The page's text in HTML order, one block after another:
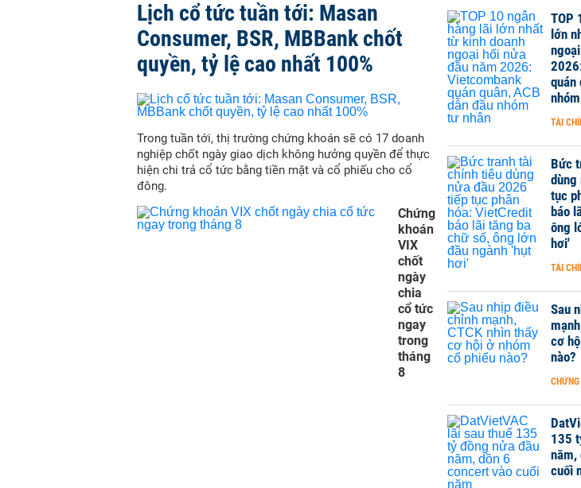
Lịch cổ tức tuần tới: Masan
Consumer, BSR, MBBank chốt
quyền, tỷ lệ cao nhất 100%
Trong tuần tới, thị trường chứng khoán sẽ có 17 doanh
nghiệp chốt ngày giao dịch không hưởng quyền để thực
hiện chi trả cổ tức bằng tiền mặt và cổ phiếu cho cổ
đông.
Chứng
khoán
VIX
chốt
ngày
chia
cổ tức
ngay
trong
tháng
8
TOP
lớn
quán
TÀI
Bức
dùng
tục
báo
ông
hơi'
TÀI
Sau
cơ
nào?
CHỨNG
135
năm,
cuối